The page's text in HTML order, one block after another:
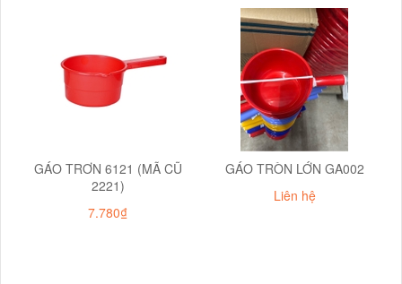
GÁO TRƠN 6121 (MÃ CŨ
2221)
7.780₫
GÁO TRÒN LỚN GA002
Liên hệ